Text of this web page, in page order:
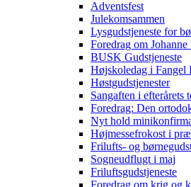
Adventsfest
Julekomsammen
Lysgudstjeneste for
Foredrag om Johanne
BUSK Gudstjeneste
Højskoledag i
Høstgudstjenester
Sangaften i efterårets
Foredrag: Den
Nyt hold
Højmessefrokost i
Frilufts- og
Sogneudflugt i maj
Friluftsgudstjeneste
Foredrag om krig og